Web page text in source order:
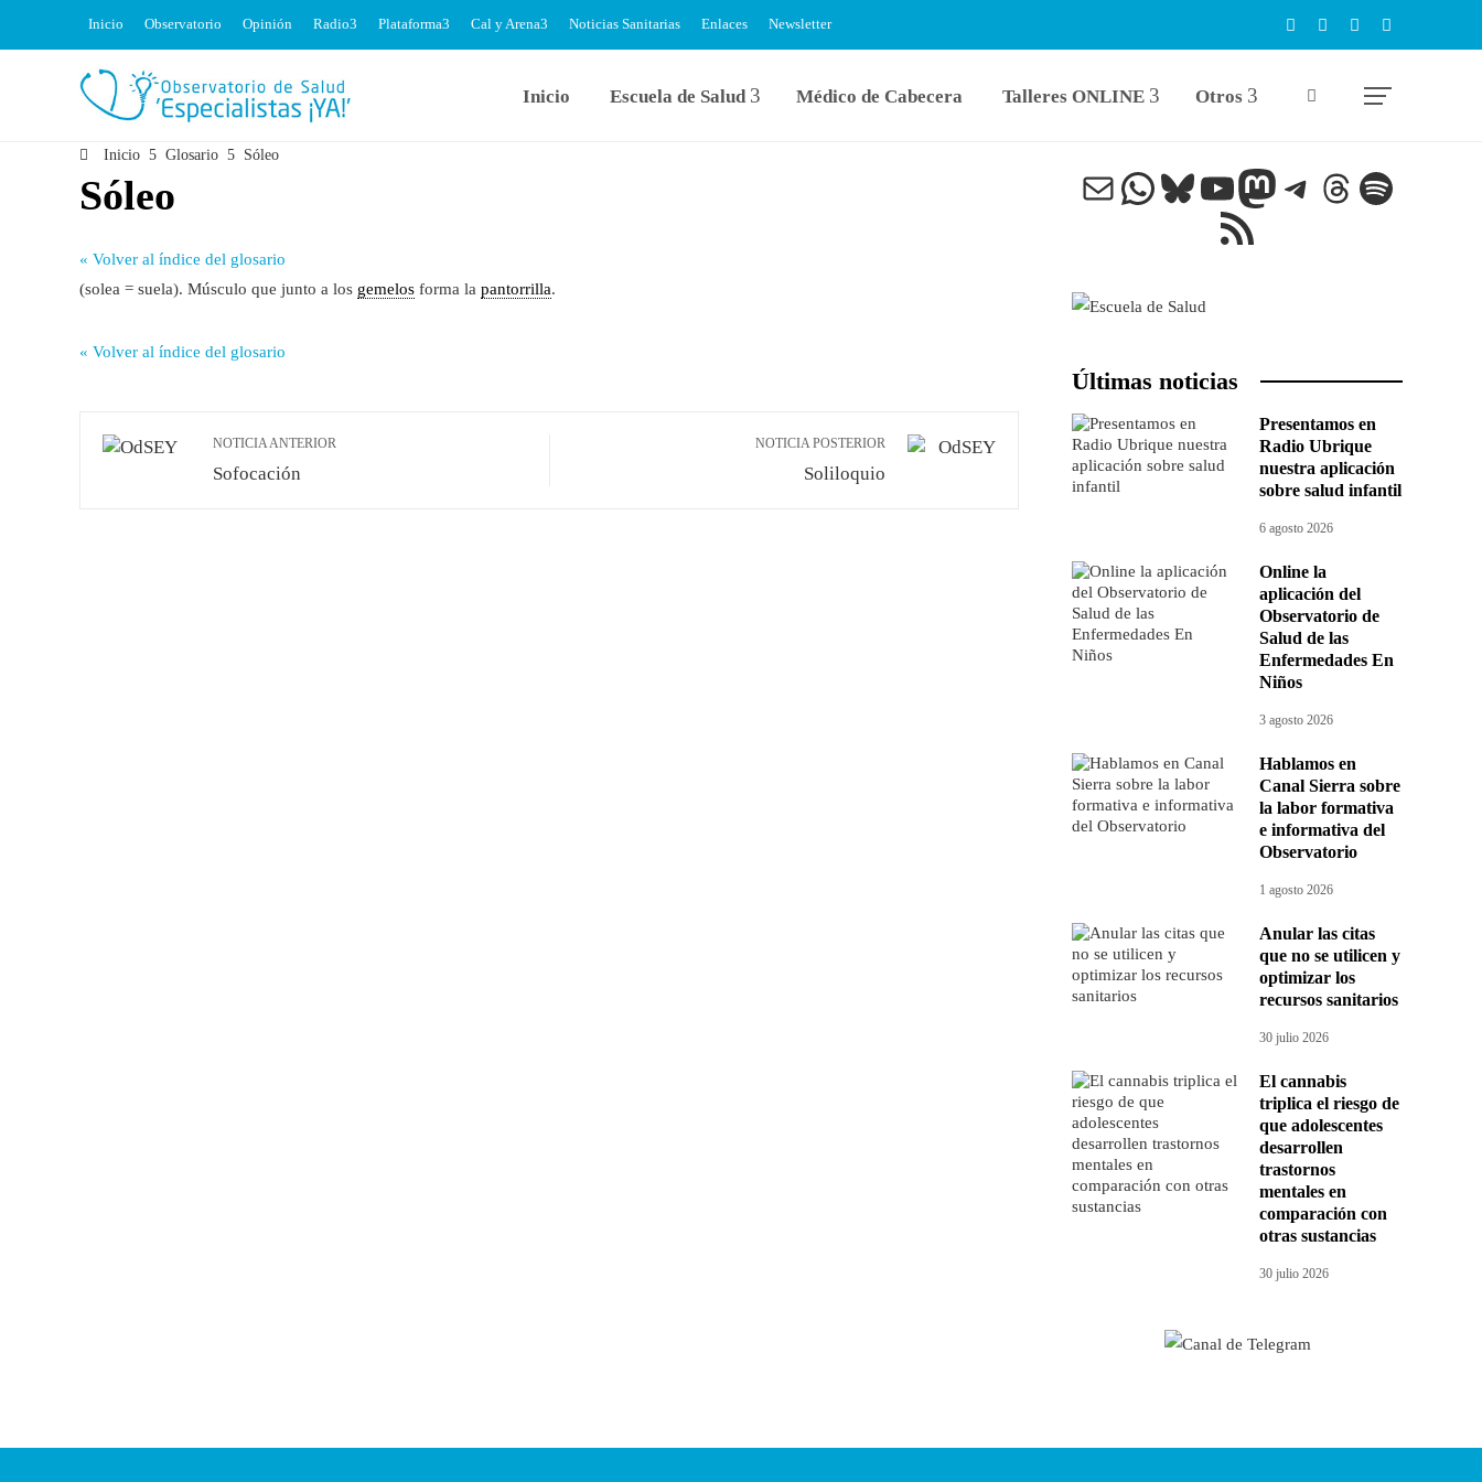
Inicio Observatorio Opinión Radio Plataforma Cal y Arena Noticias Sanitarias Enlaces Newsletter
Inicio Escuela de Salud Médico de Cabecera Talleres ONLINE Otros
Inicio Glosario Sóleo
Sóleo
« Volver al índice del glosario
(solea = suela). Músculo que junto a los gemelos forma la pantorrilla.
« Volver al índice del glosario
NOTICIA ANTERIOR
Sofocación
NOTICIA POSTERIOR
Soliloquio
Correo electrónico
WhatsApp
Bluesky
YouTube
Mastodon
Telegram
Threads
Spotify
Feed RSS
Últimas noticias
Presentamos en
Radio Ubrique
nuestra aplicación
sobre salud infantil
6 agosto 2026
Online la
aplicación del
Observatorio de
Salud de las
Enfermedades En
Niños
3 agosto 2026
Hablamos en
Canal Sierra sobre
la labor formativa
e informativa del
Observatorio
1 agosto 2026
Anular las citas
que no se utilicen y
optimizar los
recursos sanitarios
30 julio 2026
El cannabis
triplica el riesgo de
que adolescentes
desarrollen
trastornos
mentales en
comparación con
otras sustancias
30 julio 2026